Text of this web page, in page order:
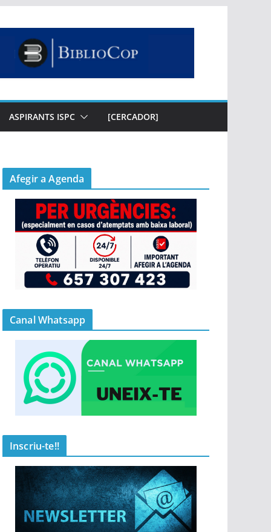
ASPIRANTS ISPC [CERCADOR]
Afegir a Agenda
Canal Whatsapp
Inscriu-te!!